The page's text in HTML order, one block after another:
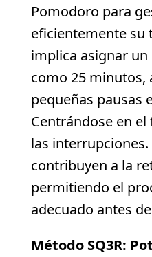
Pomodoro para
eficientemente su
implica asignar
como 25 minutos,
pequeñas pausas
Centrándose en
las
contribuyen a la
permitiendo el
adecuado antes
Método SQ3R: